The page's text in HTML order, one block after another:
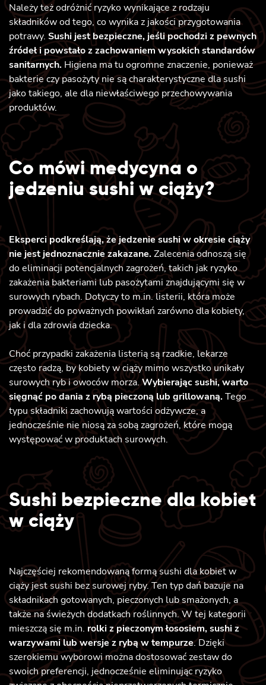
Należy też odróżnić ryzyko wynikające z rodzaju
składników od tego, co wynika z jakości przygotowania
potrawy. Sushi jest bezpieczne, jeśli pochodzi z pewnych
źródeł i powstało z zachowaniem wysokich standardów
sanitarnych. Higiena ma tu ogromne znaczenie, ponieważ
bakterie czy pasożyty nie są charakterystyczne dla sushi
jako takiego, ale dla niewłaściwego przechowywania
produktów.
Co mówi medycyna o
jedzeniu sushi w ciąży?
Eksperci podkreślają, że jedzenie sushi w okresie ciąży
nie jest jednoznacznie zakazane.Zalecenia odnoszą się
do eliminacji potencjalnych zagrożeń, takich jak ryzyko
zakażenia bakteriami lub pasożytami znajdującymi się w
surowych rybach. Dotyczy to m.in. listerii, która może
prowadzić do poważnych powikłań zarówno dla kobiety,
jak i dla zdrowia dziecka.
Choć przypadki zakażenia listerią są rzadkie, lekarze
często radzą, by kobiety w ciąży mimo wszystko unikały
surowych ryb i owoców morza.Wybierając sushi, warto
sięgnąć po dania z rybą pieczoną lub grillowaną.Tego
typu składniki zachowują wartości odżywcze, a
jednocześnie nie niosą za sobą zagrożeń, które mogą
występować w produktach surowych.
Sushi bezpieczne dla kobiet
w ciąży
Najczęściej rekomendowaną formą sushi dla kobiet w
ciąży jest sushi bez surowej ryby. Ten typ dań bazuje na
składnikach gotowanych, pieczonych lub smażonych, a
także na świeżych dodatkach roślinnych. W tej kategorii
mieszczą się m.in. rolki z pieczonym łososiem, sushi z
warzywami lub wersje z rybą w tempurze. Dzięki
szerokiemu wyborowi można dostosować zestaw do
swoich preferencji, jednocześnie eliminując ryzyko